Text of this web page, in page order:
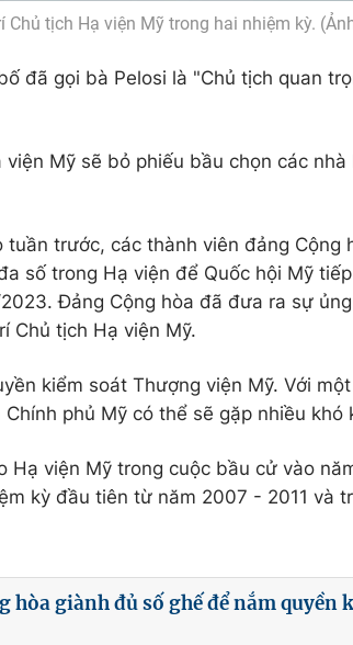
tịch Hạ viện Mỹ trong hai nhiệm kỳ.
đã gọi bà Pelosi là "Chủ tịch quan
Mỹ sẽ bỏ phiếu bầu chọn các nhà
tuần trước, các thành viên đảng Cộng
số trong Hạ viện để Quốc hội Mỹ
Đảng Cộng hòa đã đưa ra sự
Chủ tịch Hạ viện Mỹ.
kiểm soát Thượng viện Mỹ. Với
phủ Mỹ có thể sẽ gặp nhiều khó
Hạ viện Mỹ trong cuộc bầu cử vào
kỳ đầu tiên từ năm 2007 - 2011 và
hòa giành đủ số ghế để nắm quyền